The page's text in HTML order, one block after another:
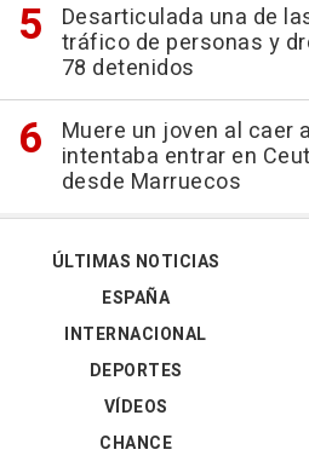
Desarticulada una de
tráfico de personas y
78 detenidos
Muere un joven al caer
intentaba entrar en
desde Marruecos
ÚLTIMAS NOTICIAS
ESPAÑA
INTERNACIONAL
DEPORTES
VÍDEOS
CHANCE